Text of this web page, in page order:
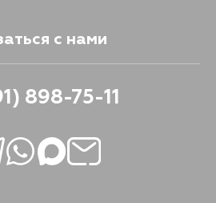
с нами
898-75-11